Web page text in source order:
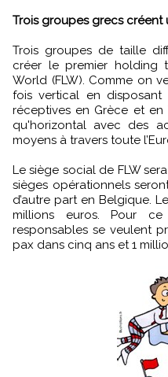
Trois groupes grecs
Trois groupes de taille
créer le premier holding
World (FLW). Comme on
fois vertical en
réceptives en Grèce et en
qu'horizontal avec des
moyens à travers toute
Le siège social de FLW
sièges opérationnels
d’autre part en Belgique.
millions euros. Pour
responsables se veulent
pax dans cinq ans et 1